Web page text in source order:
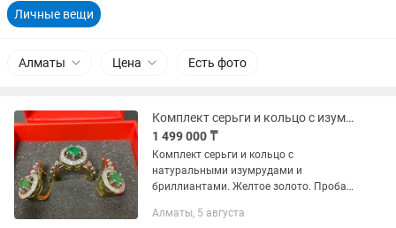
Личные вещи
Алматы Цена Есть фото
Комплект серьги и кольцо с изумрудом и бриллиантами 750 пробы.
1 499 000 ₸
Комплект серьги и кольцо с
натуральными изумрудами и
бриллиантами. Желтое золото. Проба
18.5 . Состояние нового изделия.
Алматы, 5 августа